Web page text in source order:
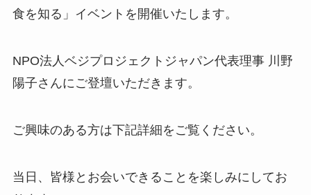
食を知る」イベントを開催いたします。
NPO法人ベジプロジェクトジャパン代表理事 川野
陽子さんにご登壇いただきます。
ご興味のある方は下記詳細をご覧ください。
当日、皆様とお会いできることを楽しみにしてお